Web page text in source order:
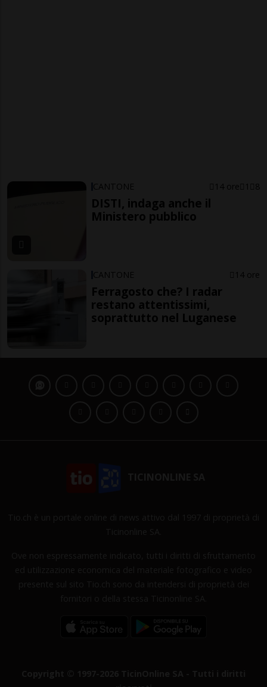
CANTONE 14 ore 1 8
DISTI, indaga anche il
Ministero pubblico
CANTONE 14 ore
Ferragosto che? I radar
restano attentissimi,
soprattutto nel Luganese